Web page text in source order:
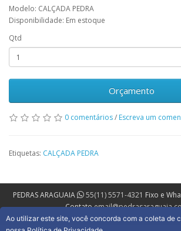
Modelo: CALÇADA PEDRA
Disponibilidade: Em estoque
Qtd
Orçamento
0 comentários/ Escreva um
Etiquetas: CALÇADA PEDRA
PEDRAS ARAGUAIA 55(11) 5571-4321 Fixo e
Contato
Ao utilizar este site, você concorda com a coleta de